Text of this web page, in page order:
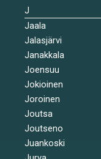
J
Jaala
Jalasjärvi
Janakkala
Joensuu
Jokioinen
Joroinen
Joutsa
Joutseno
Juankoski